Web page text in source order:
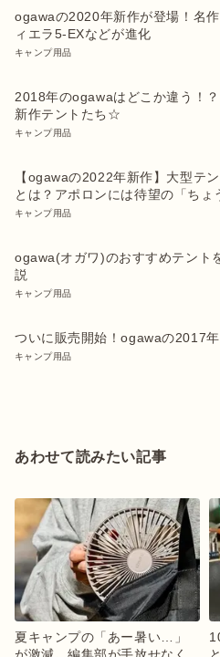
ogawaの2020年新作が登場！名
ィエラ5-EXなどが進化
キャンプ用品
2018年のogawaはどこか違う！
新作テントたち☆
キャンプ用品
【ogawaの2022年新作】大型テ
とは？アポロンには待望の「ちょ
キャンプ用品
ogawa(オガワ)のおすすめテント
説
キャンプ用品
ついに販売開始！ogawaの2017
キャンプ用品
あわせて読みたい記事
夏キャンプの「あー暑い…」